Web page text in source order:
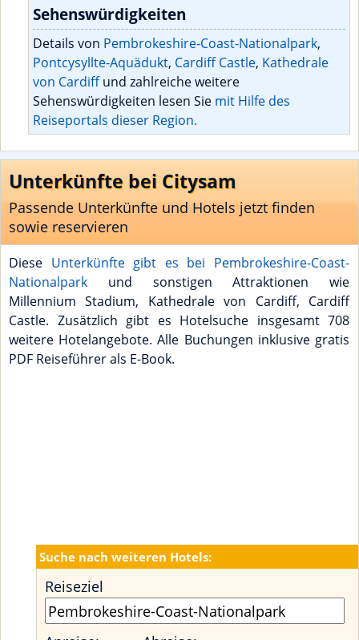
Sehenswürdigkeiten
Details von Pembrokeshire-Coast-Nationalpark,
Pontcysyllte-Aquädukt, Cardiff Castle, Kathedrale
von Cardiffund zahlreiche weitere
Sehenswürdigkeiten lesen Sie mit Hilfe des
Reiseportals dieser Region.
Unterkünfte bei Citysam
Passende Unterkünfte und Hotels jetzt finden
sowie reservieren
Diese Unterkünfte gibt es bei Pembrokeshire-Coast-
Nationalpark und sonstigen Attraktionen wie
Millennium Stadium, Kathedrale von Cardiff, Cardiff
Castle. Zusätzlich gibt es Hotelsuche insgesamt 708
weitere Hotelangebote. Alle Buchungen inklusive gratis
PDF Reiseführer als E-Book.
Suche nach weiteren Hotels:
Reiseziel